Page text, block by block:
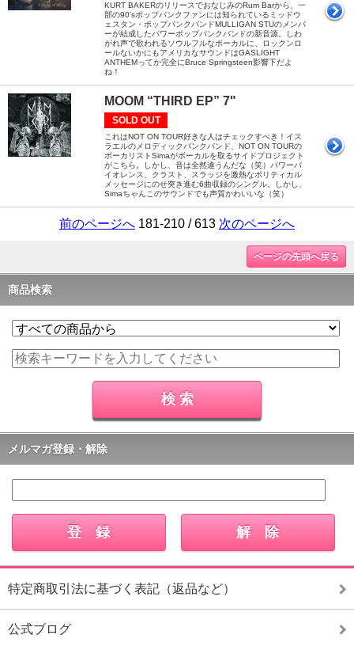
KURT BAKERのリリースでおなじみのRum Barから、一
部の90'sポップパンクファンには知られているミッドウ
ェスタン・ポップパンクバンドMULLIGAN STUのメンバ
ーが結成したパワーポップパンクバンドの新音源。しわ
がれ声で歌われるソウルフルなボーカルに、ロックンロ
ールないかにもアメリカなサウンドはGASLIGHT
ANTHEMってか完全にBruce Springsteen影響下だよ
ね！
MOOM “THIRD EP” 7"
SOLD OUT
これはNOT ON TOUR好きな人はチェックすべき！イス
ラエルのメロディックパンクバンド、NOT ON TOURの
ボーカリストSimaがボーカルを取るサイドプロジェクト
がこちら。しかし、音は全然違うんだな（笑）パワーバ
イオレンス、クラスト、スラッジを激熱なポリティカル
メッセージにのせ突き進む6曲収録のシングル。しかし、
Simaちゃんこのサウンドでも声質かわいいな（笑）
前のページへ 181-210 / 613 次のページへ
ページの先頭へ戻る
商品検索
メルマガ登録・解除
特定商取引法に基づく表記（返品など）
公式ブログ